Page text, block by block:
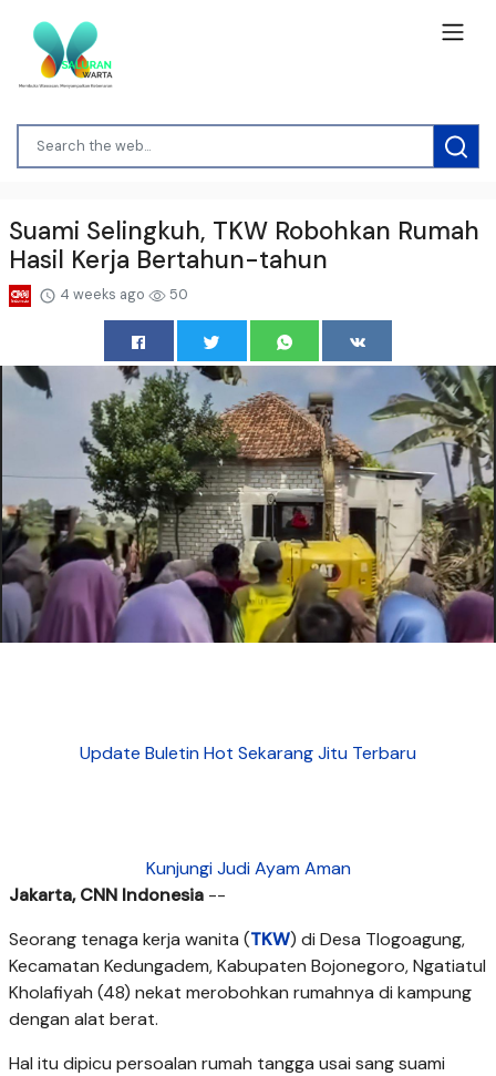
Suami Selingkuh, TKW Robohkan Rumah
Hasil Kerja Bertahun-tahun
4 weeks ago 50
Update Buletin Hot Sekarang Jitu Terbaru
Kunjungi Judi Ayam Aman
Jakarta, CNN Indonesia --
Seorang tenaga kerja wanita (TKW) di Desa Tlogoagung,
Kecamatan Kedungadem, Kabupaten Bojonegoro, Ngatiatul
Kholafiyah (48) nekat merobohkan rumahnya di kampung
dengan alat berat.
Hal itu dipicu persoalan rumah tangga usai sang suami